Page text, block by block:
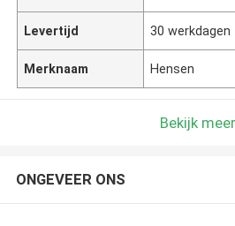
Levertijd 30 werkdagen
Merknaam Hensen
Bekijk meer
ONGEVEER ONS